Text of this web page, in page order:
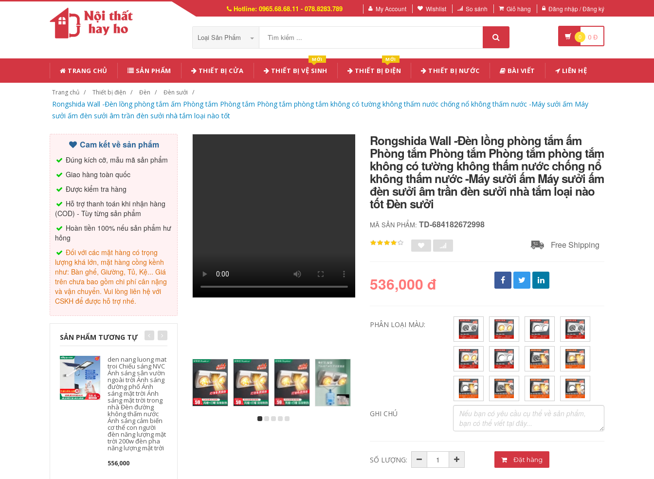
Hotline: 0965.68.68.11 - 078.8283.789 My Account Wishlist So sánh Giỏ hàng Đăng nhập / Đăng ký
Loại Sản Phẩm 0 0 Đ
TRANG CHỦ SẢN PHẨM THIẾT BỊ CỬA THIẾT BỊ VỆ SINH
MỚI
THIẾT BỊ ĐIỆN
MỚI
THIẾT BỊ NƯỚC BÀI VIẾT LIÊN HỆ
Trang chủ Thiết bị điện Đèn Đèn sưởi
Rongshida Wall -Đèn lồng phòng tắm ấm Phòng tắm Phòng tắm Phòng tắm phòng tắm không có tường không thấm nước chống nổ không thấm nước -Máy sưởi ấm Máy
sưởi ấm đèn sưởi âm trần đèn sưởi nhà tắm loại nào tốt
Cam kết về sản phẩm
Đúng kích cỡ, mẫu mã sản phẩm
Giao hàng toàn quốc
Được kiểm tra hàng
Hỗ trợ thanh toán khi nhận hàng
(COD) - Tùy từng sản phẩm
Hoàn tiền 100% nếu sản phẩm hư
hỏng
Đối với các mặt hàng có trọng
lượng khá lớn, mặt hàng cồng kềnh
như: Bàn ghế, Giường, Tủ, Kệ... Giá
trên chưa bao gồm chi phí cân nặng
và vận chuyển. Vui lòng liên hệ với
CSKH để được hỗ trợ nhé.
SẢN PHẨM TƯƠNG TỰ
den nang luong mat
troi Chiếu sáng NVC
Ánh sáng sân vườn
ngoài trời Ánh sáng
đường phố Ánh
sáng mặt trời Ánh
sáng mặt trời trong
nhà Đèn đường
không thấm nước
Ánh sáng cảm biến
cơ thể con người
đèn năng lượng mặt
trời 200w đèn pha
năng lượng mặt trời
556,000
mua máy xông tinh
dầu Máy hương
thơm máy tạo độ ẩm
tinh dầu đặc biệt
nhà đầu giường
phòng ngủ hỗ trợ
giấc ngủ đèn dầu
thơm cắm vào lò
1414 bình xông tinh
giá đèn sưởi Đèn
sưởi chiếu sáng
Midea Đèn sưởi
Yuba đèn sưởi tích
hợp quạt hút âm
trần chiếu sáng tích
hợp đèn sưởi
phòng tắm phòng
tắm sưởi nhà tắm
Rongshida Wall -Đèn lồng phòng tắm ấm
Phòng tắm Phòng tắm Phòng tắm phòng tắm
không có tường không thấm nước chống nổ
không thấm nước -Máy sưởi ấm Máy sưởi ấm
đèn sưởi âm trần đèn sưởi nhà tắm loại nào
tốt Đèn sưởi
MÃ SẢN PHẨM:TD-684182672998
Free Shipping
536,000 đ
PHÂN LOẠI MÀU:
GHI CHÚ
SỐ LƯỢNG: Đặt hàng